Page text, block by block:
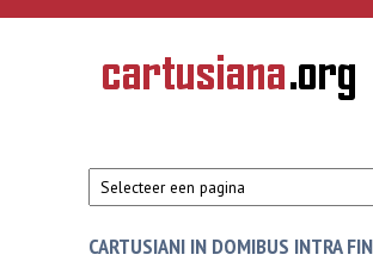
Overslaan en naar de inhoud gaan
Geschiedenis
van de
CARTUSIANI IN DOMIBUS INTRA